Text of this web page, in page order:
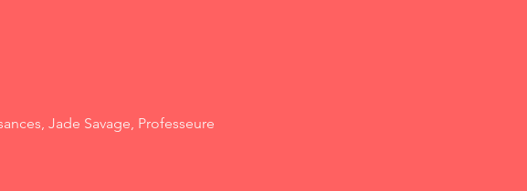
Jade Savage, Professeure